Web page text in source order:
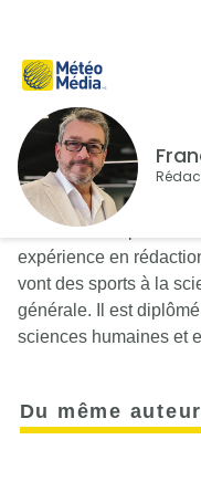
Journaliste depuis
expérience en
vont des sports à la
générale. Il est
sciences humaines et
Du même auteur